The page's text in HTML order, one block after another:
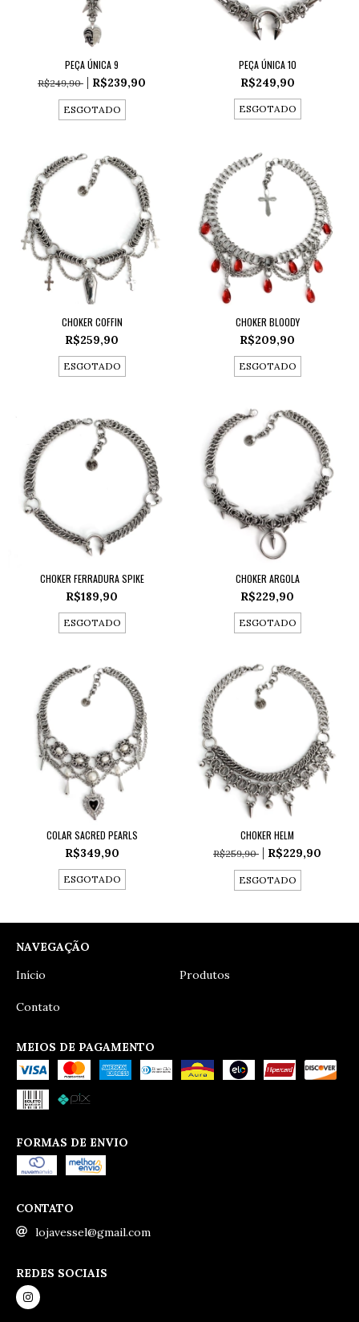
PEÇA ÚNICA 9
R$249,90 R$239,90
ESGOTADO
PEÇA ÚNICA 10
R$249,90
ESGOTADO
CHOKER COFFIN
R$259,90
ESGOTADO
CHOKER BLOODY
R$209,90
ESGOTADO
CHOKER FERRADURA SPIKE
R$189,90
ESGOTADO
CHOKER ARGOLA
R$229,90
ESGOTADO
COLAR SACRED PEARLS
R$349,90
ESGOTADO
CHOKER HELM
R$259,90 R$229,90
ESGOTADO
NAVEGAÇÃO
Início
Produtos
Contato
MEIOS DE PAGAMENTO
FORMAS DE ENVIO
CONTATO
lojavessel@gmail.com
REDES SOCIAIS